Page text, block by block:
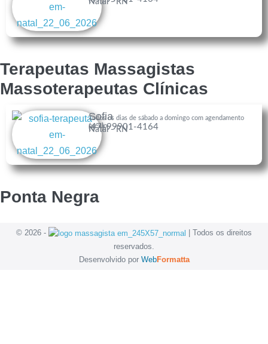
Natal - RN
Terapeutas Massagistas
Massoterapeutas Clínicas
Sofia
Todos os dias de sábado a domingo com agendamento
prévio
(47) 99901-4164
Natal - RN
Ponta Negra
© 2026 -
| Todos os direitos
reservados.
Desenvolvido por WebFormatta